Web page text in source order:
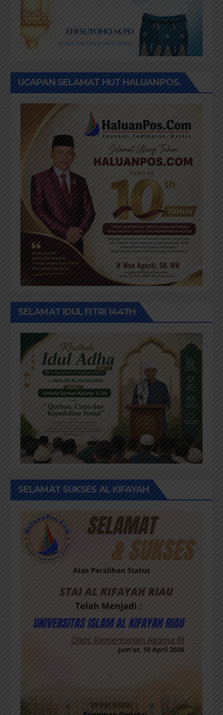
UCAPAN SELAMAT HUT HALUANPOS.
SELAMAT IDUL FITRI 1447H
SELAMAT SUKSES AL KIFAYAH